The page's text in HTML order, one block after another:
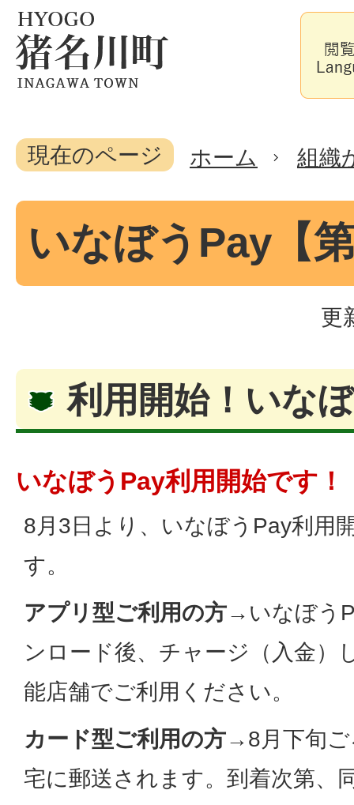
現在のページ ホーム 組織
いなぼうPay【
更
利用開始！いな
いなぼうPay利用開始です！
8月3日より、いなぼうPay利用
す。
アプリ型ご利用の方→いなぼう
ンロード後、チャージ（入金）
能店舗でご利用ください。
カード型ご利用の方→8月下旬
宅に郵送されます。到着次第、